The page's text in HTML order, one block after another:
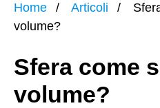
Home Articoli
volume?
Sfera come
volume?